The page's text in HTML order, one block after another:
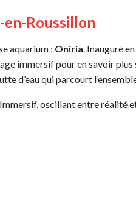
en-Roussillon
aquarium : Oniria. Inauguré
immersif pour en savoir
d’eau qui parcourt
oscillant entre